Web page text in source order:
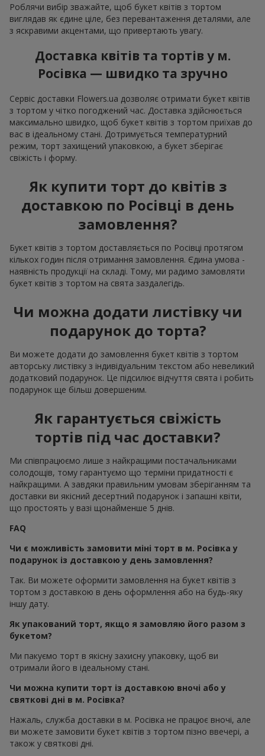
Роблячи вибір зважайте, щоб букет квітів з тортом
виглядав як єдине ціле, без перевантаження деталями, але
з яскравими акцентами, що привертають увагу.
Доставка квітів та тортів у м.
Росівка — швидко та зручно
Сервіс доставки Flowers.ua дозволяє отримати букет квітів
з тортом у чітко погоджений час. Доставка здійснюється
максимально швидко, щоб букет квітів з тортом приїхав до
вас в ідеальному стані. Дотримується температурний
режим, торт захищений упаковкою, а букет зберігає
свіжість і форму.
Як купити торт до квітів з
доставкою по Росівці в день
замовлення?
Букет квітів з тортом доставляється по Росівці протягом
кількох годин після отримання замовлення. Єдина умова -
наявність продукції на складі. Тому, ми радимо замовляти
букет квітів з тортом на свята заздалегідь.
Чи можна додати листівку чи
подарунок до торта?
Ви можете додати до замовлення букет квітів з тортом
авторську листівку з індивідуальним текстом або невеликий
додатковий подарунок. Це підсилює відчуття свята і робить
подарунок ще більш довершеним.
Як гарантується свіжість
тортів під час доставки?
Ми співпрацюємо лише з найкращими постачальниками
солодощів, тому гарантуємо що терміни придатності є
найкращими. А завдяки правильним умовам зберіганням та
доставки ви якісний десертний подарунок і запашні квіти,
що простоять у вазі щонайменше 5 днів.
FAQ
Чи є можливість замовити міні торт в м. Росівка у
подарунок із доставкою у день замовлення?
Так. Ви можете оформити замовлення на букет квітів з
тортом з доставкою в день оформлення або на будь-яку
іншу дату.
Як упакований торт, якщо я замовляю його разом з
букетом?
Ми пакуємо торт в якісну захисну упаковку, щоб ви
отримали його в ідеальному стані.
Чи можна купити торт із доставкою вночі або у
святкові дні в м. Росівка?
Нажаль, служба доставки в м. Росівка не працює вночі, але
ви можете замовити букет квітів з тортом пізно ввечері, а
також у святкові дні.